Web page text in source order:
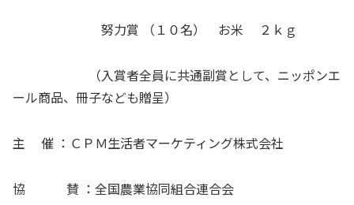
努力賞 （１０名） お米 ２ｋｇ
（入賞者全員に共通副賞として、ニッポンエ
ール商品、冊子なども贈呈）
主 催 ：ＣＰＭ生活者マーケティング株式会社
協 賛 ：全国農業協同組合連合会